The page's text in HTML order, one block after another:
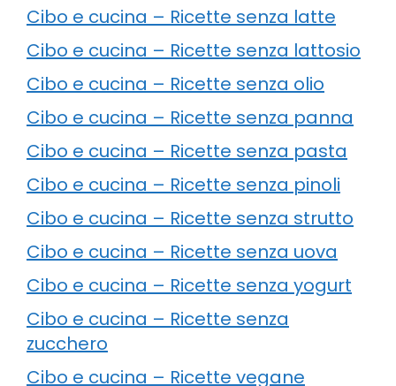
Cibo e cucina – Ricette senza latte
Cibo e cucina – Ricette senza lattosio
Cibo e cucina – Ricette senza olio
Cibo e cucina – Ricette senza panna
Cibo e cucina – Ricette senza pasta
Cibo e cucina – Ricette senza pinoli
Cibo e cucina – Ricette senza strutto
Cibo e cucina – Ricette senza uova
Cibo e cucina – Ricette senza yogurt
Cibo e cucina – Ricette senza
zucchero
Cibo e cucina – Ricette vegane